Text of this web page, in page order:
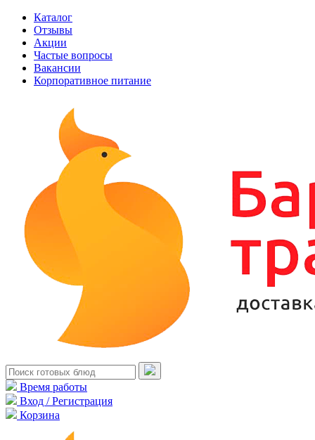
Каталог
Отзывы
Акции
Частые вопросы
Вакансии
Корпоративное питание
Время работы
Вход / Регистрация
Корзина